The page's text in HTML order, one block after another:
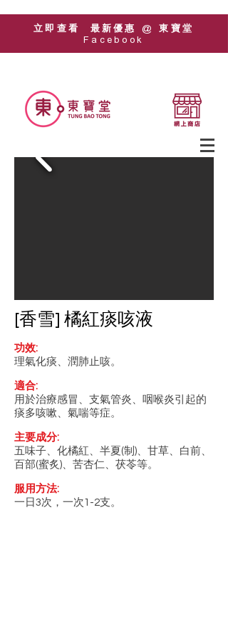
立即查看 最新優惠 @ 東寶堂
Facebook
[香雪] 橘紅痰咳液
功效:
理氣化痰、潤肺止咳。
適合:
用於治療感冒、支氣管炎、咽喉炎引起的
痰多咳嗽、氣喘等症。
主要成分:
五味子、化橘紅、半夏(制)、甘草、白前、
百部(蜜炙)、苦杏仁、茯苓等。
服用方法:
一日3次，一次1-2支。